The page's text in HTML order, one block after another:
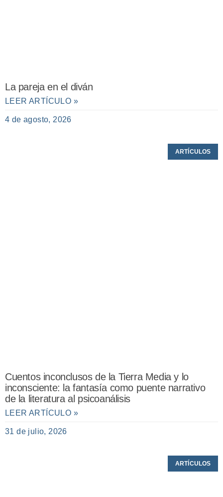
La pareja en el diván
LEER ARTÍCULO »
4 de agosto, 2026
ARTÍCULOS
Cuentos inconclusos de la Tierra Media y lo
inconsciente: la fantasía como puente narrativo
de la literatura al psicoanálisis
LEER ARTÍCULO »
31 de julio, 2026
ARTÍCULOS